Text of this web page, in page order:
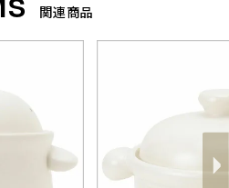
関連商品
次
へ